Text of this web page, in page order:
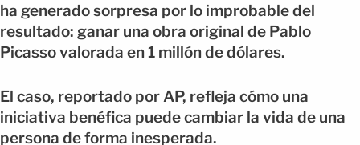
ha generado sorpresa por lo improbable del
resultado: ganar una obra original de Pablo
Picasso valorada en 1 millón de dólares.
El caso, reportado por AP, refleja cómo una
iniciativa benéfica puede cambiar la vida de una
persona de forma inesperada.